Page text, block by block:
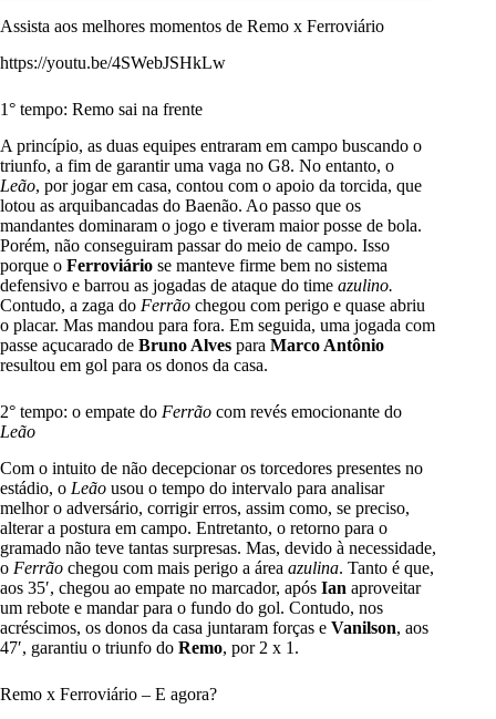
Assista aos melhores momentos de Remo x Ferroviário
https://youtu.be/4SWebJSHkLw
1° tempo: Remo sai na frente
A princípio, as duas equipes entraram em campo buscando o
triunfo, a fim de garantir uma vaga no G8. No entanto, o
Leão, por jogar em casa, contou com o apoio da torcida, que
lotou as arquibancadas do Baenão. Ao passo que os
mandantes dominaram o jogo e tiveram maior posse de bola.
Porém, não conseguiram passar do meio de campo. Isso
porque o Ferroviário se manteve firme bem no sistema
defensivo e barrou as jogadas de ataque do time azulino.
Contudo, a zaga do Ferrão chegou com perigo e quase abriu
o placar. Mas mandou para fora. Em seguida, uma jogada com
passe açucarado de Bruno Alves para Marco Antônio
resultou em gol para os donos da casa.
2° tempo: o empate do Ferrão com revés emocionante do
Leão
Com o intuito de não decepcionar os torcedores presentes no
estádio, o Leão usou o tempo do intervalo para analisar
melhor o adversário, corrigir erros, assim como, se preciso,
alterar a postura em campo. Entretanto, o retorno para o
gramado não teve tantas surpresas. Mas, devido à necessidade,
o Ferrão chegou com mais perigo a área azulina. Tanto é que,
aos 35′, chegou ao empate no marcador, após Ian aproveitar
um rebote e mandar para o fundo do gol. Contudo, nos
acréscimos, os donos da casa juntaram forças e Vanilson, aos
47′, garantiu o triunfo do Remo, por 2 x 1.
Remo x Ferroviário – E agora?